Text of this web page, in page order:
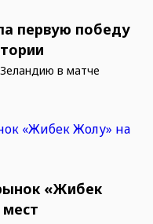
первую победу
в матче
«Жибек